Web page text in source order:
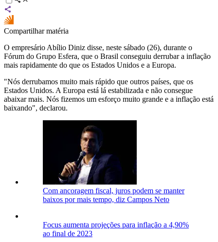
Compartilhar matéria
O empresário Abílio Diniz disse, neste sábado (26), durante o
Fórum do Grupo Esfera, que o Brasil conseguiu derrubar a inflação
mais rapidamente do que os Estados Unidos e a Europa.
"Nós derrubamos muito mais rápido que outros países, que os
Estados Unidos. A Europa está lá estabilizada e não consegue
abaixar mais. Nós fizemos um esforço muito grande e a inflação está
baixando", declarou.
Com ancoragem fiscal, juros podem se manter
baixos por mais tempo, diz Campos Neto
Focus aumenta projeções para inflação a 4,90%
ao final de 2023